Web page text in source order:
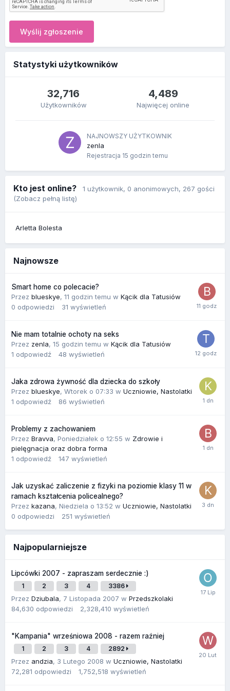
Wyślij zgłoszenie
Statystyki użytkowników
32,716
Użytkowników
4,489
Najwięcej online
NAJNOWSZY UŻYTKOWNIK
zenla
Rejestracja 15 godzin temu
Kto jest online? 1 użytkownik, 0 anonimowych, 267 gości
(Zobacz pełną listę)
Arletta Bolesta
Najnowsze
Smart home co polecacie?
Przez blueskye, 11 godzin temu w Kącik dla Tatusiów
0 odpowiedzi 31 wyświetleń
Nie mam totalnie ochoty na seks
Przez zenla, 15 godzin temu w Kącik dla Tatusiów
1 odpowiedź 48 wyświetleń
Jaka zdrowa żywność dla dziecka do szkoły
Przez blueskye, Wtorek o 07:33 w Uczniowie, Nastolatki
1 odpowiedź 86 wyświetleń
Problemy z zachowaniem
Przez Bravva, Poniedziałek o 12:55 w Zdrowie i
pielęgnacja oraz dobra forma
1 odpowiedź 147 wyświetleń
Jak uzyskać zaliczenie z fizyki na poziomie klasy 11 w
ramach kształcenia policealnego?
Przez kazana, Niedziela o 13:52 w Uczniowie, Nastolatki
0 odpowiedzi 251 wyświetleń
Najpopularniejsze
Lipcówki 2007 - zapraszam serdecznie :)
1 2 3 4 3386
Przez Dziubala, 7 Listopada 2007 w Przedszkolaki
84,630 odpowiedzi 2,328,410 wyświetleń
"Kampania" wrześniowa 2008 - razem raźniej
1 2 3 4 2892
Przez andzia, 3 Lutego 2008 w Uczniowie, Nastolatki
72,281 odpowiedzi 1,752,518 wyświetleń